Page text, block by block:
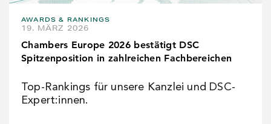
AWARDS & RANKINGS
19. MÄRZ 2026
Chambers Europe 2026 bestätigt DSC
Spitzenposition in zahlreichen Fachbereichen
Top-Rankings für unsere Kanzlei und DSC-
Expert:innen.